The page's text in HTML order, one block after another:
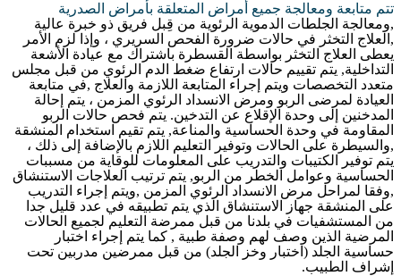
تتم متابعة ومعالجة جميع أمراض المتعلقة بأمراض الصدرية
,ومعالجة الجلطات الدموية الرئوية من قِبل فريق ذو خبرة عالية
, العلاج التخثر في حالات ضرورة الفحص السريري ، وإذا لزم الأمر
يعطى العلاج التخثر بواسطة القسطرة باشتراك مع عيادة الأشعة
التداخلية, يتم تقييم حالات ارتفاع ضغط الدم الرئوي من قبل مجلس
متعدد التخصصات ويتم إجراء المتابعة اللازمة والعلاج ,في متابعة
العيادة لمرضى الربو ومرض الانسداد الرئوي المزمن ، يتم إحالة
المدخنين إلى وحدة الإقلاع عن التدخين. يتم فحص حالات الربو
المقاومة في وحدة الحساسية والمناعة, يتم تقيم استخدام المنشقة
,والسيطرة على الحالات وتوفير التعليم اللازم بالإضافة إلى ذلك ،
يتم توفير الكتيبات والتدريب على المعلومات للوقاية من مسببات
الحساسية وعوامل الخطر من الربو, يتم ترتيب العلاجات الاستنشاق
,وفقا لمراحل مرض الانسداد الرئوي المزمن ,ويتم إجراء التدريب
على المنشقة جهاز الاستنشاق الذي يتم تطبيقه في عدد قليل جدا
من المستشفيات في بلدنا من قبل ممرضة التعليم لجميع الحالات
المرضية الذين وصف لهم وصفة طبية , كما يتم إجراء اختبار
حساسية الجلد ( اختبار وخز الجلد) من قبل ممرضين مدربين تحت
إشراف الطبيب.